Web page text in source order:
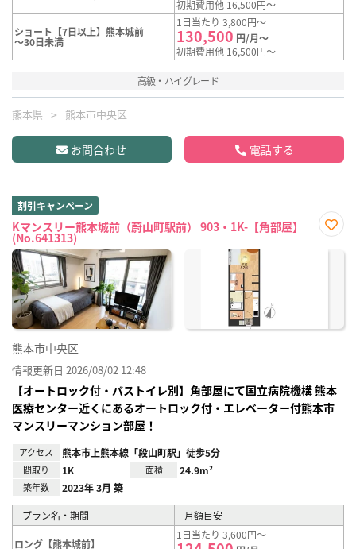
初期費用他 16,500円～
ショート【7日以上】熊本城前
～30日未満
1日当たり 3,800円～
130,500 円/月～
初期費用他 16,500円～
高級・ハイグレード
熊本県 熊本市中央区
お問合わせ 電話する
割引キャンペーン
Kマンスリー熊本城前（蔚山町駅前） 903・1K-【角部屋】
(No.641313)
に入
熊本市中央区
情報更新日 2026/08/02 12:48
【オートロック付・バストイレ別】角部屋にて国立病院機構 熊本
医療センター近くにあるオートロック付・エレベーター付熊本市
マンスリーマンション部屋！
アクセス 熊本市上熊本線「段山町駅」徒歩5分
間取り 1K 面積 24.9m²
築年数 2023年 3月 築
プラン名・期間 月額目安
ロング【熊本城前】
1日当たり 3,600円～